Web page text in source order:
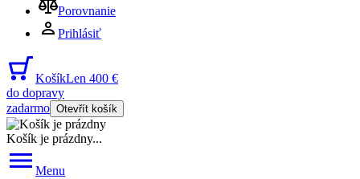
Porovnanie
Prihlásiť
KošíkLen 400 €
do dopravy
zadarmo Otevřít košík
Košík je prázdny...
Menu